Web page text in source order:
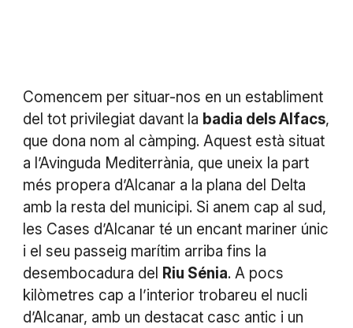
Comencem per situar-nos en un establiment
del tot privilegiat davant la badia dels Alfacs,
que dona nom al càmping. Aquest està situat
a l’Avinguda Mediterrània, que uneix la part
més propera d’Alcanar a la plana del Delta
amb la resta del municipi. Si anem cap al sud,
les Cases d’Alcanar té un encant mariner únic
i el seu passeig marítim arriba fins la
desembocadura del Riu Sénia. A pocs
kilòmetres cap a l’interior trobareu el nucli
d’Alcanar, amb un destacat casc antic i un